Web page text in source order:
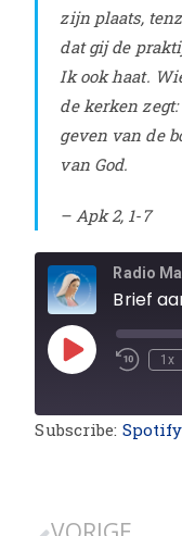
zijn plaats,
dat gij de
Ik ook haat.
de kerken
geven van de
van God.
– Apk 2, 1-7
Radio
Brief
1x
Subscribe: Spotify